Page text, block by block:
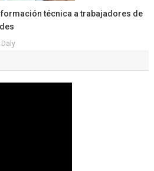
formación técnica a trabajadores de
Daly